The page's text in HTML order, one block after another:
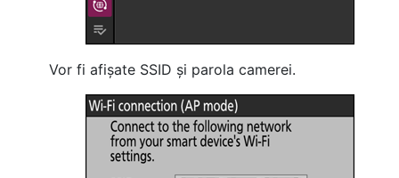
Vor fi afișate SSID și parola camerei.